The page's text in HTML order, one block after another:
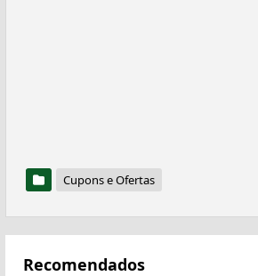
Cupons e Ofertas
Recomendados